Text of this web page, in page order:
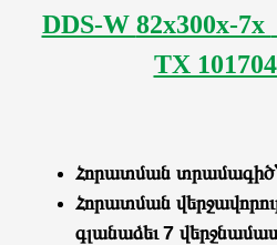
DDS-W 82x300x-7x
TX
Հորատման տրամագիծ՝
Հորատման
գլանաձեւ 7